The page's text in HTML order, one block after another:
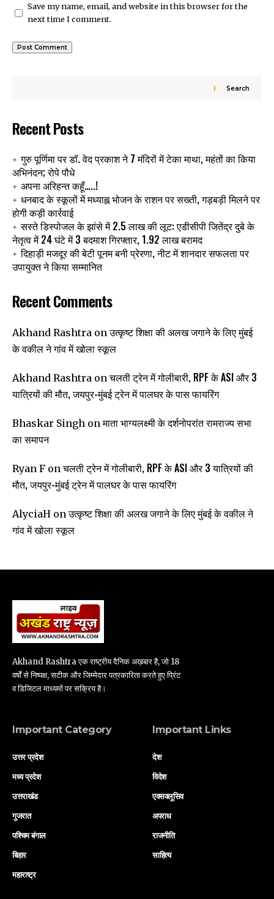
Save my name, email, and website in this browser for the
next time I comment.
Search
Recent Posts
गुरु पूर्णिमा पर डॉ. वेद प्रकाश ने 7 मंदिरों में टेका माथा, महंतों का किया
अभिनंदन; रोपे पौधे
अपना अरिहन्त कहूँ…..!
धनबाद के स्कूलों में मध्याह्न भोजन के राशन पर सख्ती, गड़बड़ी मिलने पर
होगी कड़ी कार्रवाई
सस्ते डिस्पोजल के झांसे में 2.5 लाख की लूट: एडीसीपी जितेंद्र दुबे के
नेतृत्व में 24 घंटे में 3 बदमाश गिरफ्तार, 1.92 लाख बरामद
दिहाड़ी मजदूर की बेटी पूनम बनी प्रेरणा, नीट में शानदार सफलता पर
उपायुक्त ने किया सम्मानित
Recent Comments
Akhand Rashtra onउत्कृष्ट शिक्षा की अलख जगाने के लिए मुंबई
के वकील ने गांव में खोला स्कूल
Akhand Rashtra onचलती ट्रेन में गोलीबारी, RPF के ASI और 3
यात्रियों की मौत, जयपुर-मुंबई ट्रेन में पालघर के पास फायरिंग
Bhaskar Singh onमाता भाग्यलक्ष्मी के दर्शनोपरांत रामराज्य सभा
का समापन
Ryan F onचलती ट्रेन में गोलीबारी, RPF के ASI और 3 यात्रियों की
मौत, जयपुर-मुंबई ट्रेन में पालघर के पास फायरिंग
AlyciaH onउत्कृष्ट शिक्षा की अलख जगाने के लिए मुंबई के वकील ने
गांव में खोला स्कूल
Akhand Rashtra एक राष्ट्रीय दैनिक अख़बार है, जो 18
वर्षों से निष्पक्ष, सटीक और जिम्मेदार पत्रकारिता करते हुए प्रिंट
व डिजिटल माध्यमों पर सक्रिय है।
Important Category
उत्तर प्रदेश
मध्य प्रदेश
उत्तराखंड
गुजरात
पश्चिम बंगाल
बिहार
महाराष्ट्र
Important Links
देश
विदेश
एक्सक्लूसिव
अपराध
राजनीति
साहित्य